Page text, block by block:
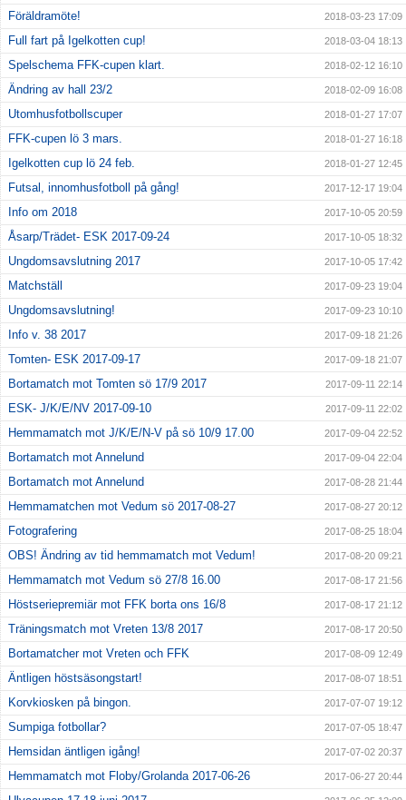
Föräldramöte! 2018-03-23 17:09
Full fart på Igelkotten cup! 2018-03-04 18:13
Spelschema FFK-cupen klart. 2018-02-12 16:10
Ändring av hall 23/2 2018-02-09 16:08
Utomhusfotbollscuper 2018-01-27 17:07
FFK-cupen lö 3 mars. 2018-01-27 16:18
Igelkotten cup lö 24 feb. 2018-01-27 12:45
Futsal, innomhusfotboll på gång! 2017-12-17 19:04
Info om 2018 2017-10-05 20:59
Åsarp/Trädet- ESK 2017-09-24 2017-10-05 18:32
Ungdomsavslutning 2017 2017-10-05 17:42
Matchställ 2017-09-23 19:04
Ungdomsavslutning! 2017-09-23 10:10
Info v. 38 2017 2017-09-18 21:26
Tomten- ESK 2017-09-17 2017-09-18 21:07
Bortamatch mot Tomten sö 17/9 2017 2017-09-11 22:14
ESK- J/K/E/NV 2017-09-10 2017-09-11 22:02
Hemmamatch mot J/K/E/N-V på sö 10/9 17.00 2017-09-04 22:52
Bortamatch mot Annelund 2017-09-04 22:04
Bortamatch mot Annelund 2017-08-28 21:44
Hemmamatchen mot Vedum sö 2017-08-27 2017-08-27 20:12
Fotografering 2017-08-25 18:04
OBS! Ändring av tid hemmamatch mot Vedum! 2017-08-20 09:21
Hemmamatch mot Vedum sö 27/8 16.00 2017-08-17 21:56
Höstseriepremiär mot FFK borta ons 16/8 2017-08-17 21:12
Träningsmatch mot Vreten 13/8 2017 2017-08-17 20:50
Bortamatcher mot Vreten och FFK 2017-08-09 12:49
Äntligen höstsäsongstart! 2017-08-07 18:51
Korvkiosken på bingon. 2017-07-07 19:12
Sumpiga fotbollar? 2017-07-05 18:47
Hemsidan äntligen igång! 2017-07-02 20:37
Hemmamatch mot Floby/Grolanda 2017-06-26 2017-06-27 20:44